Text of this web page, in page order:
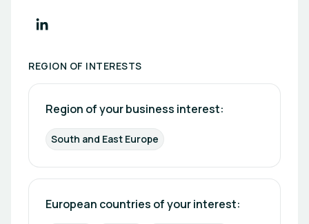
REGION OF INTERESTS
Region of your business interest:
South and East Europe
European countries of your interest: